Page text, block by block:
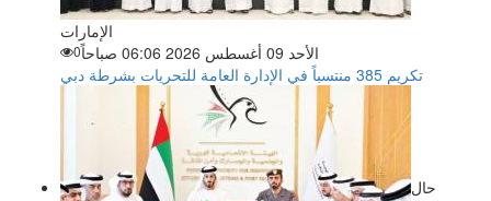
الإمارات
الأحد 09 أغسطس 2026 06:06 صباحاً
0
تكريم 385 منتسباً في الإدارة العامة للتحريات بشرطة دبي
حال